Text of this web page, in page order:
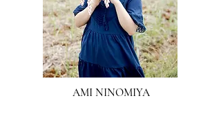
AMI NINOMIYA